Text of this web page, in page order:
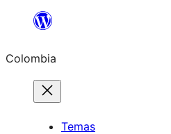
Saltar
contenido
Colombia
Temas